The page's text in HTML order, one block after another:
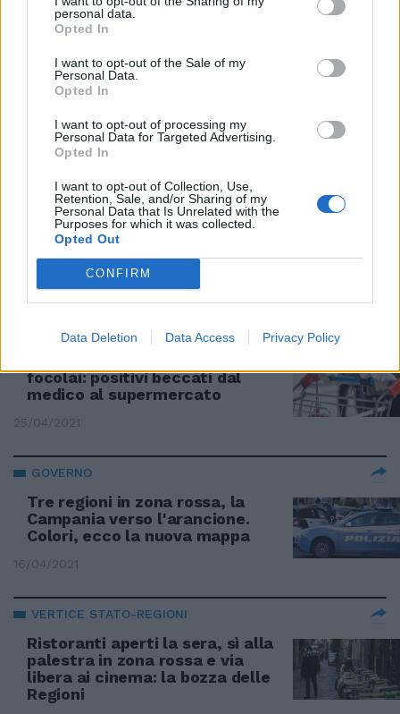
personal data.
Opted In
I want to opt-out of the Sale of my
Personal Data.
Opted In
I want to opt-out of processing my
Personal Data for Targeted Advertising.
Opted In
I want to opt-out of Collection, Use,
Retention, Sale, and/or Sharing of my
Personal Data that Is Unrelated with the
Purposes for which it was collected.
Opted Out
CONFIRM
Data Deletion Data Access Privacy Policy
LA VARIANTE FA PAURA
Sabaudia, virus fuori controllo
tra gli indiani: scatta la micro
zona rossa. E slitta la stagione
30/04/2021
ALLERTA MASSIMA
Contagi a macchia d'olio per la
variante indiana. Zona rossa in
LIBERI DI CONTAGIARE
focolai: positivi beccati dal
medico al supermercato
25/04/2021
GOVERNO
Tre regioni in zona rossa, la
Campania verso l'arancione.
Colori, ecco la nuova mappa
16/04/2021
VERTICE STATO-REGIONI
Ristoranti aperti la sera, sì alla
palestra in zona rossa e via
libera ai cinema: la bozza delle
Regioni